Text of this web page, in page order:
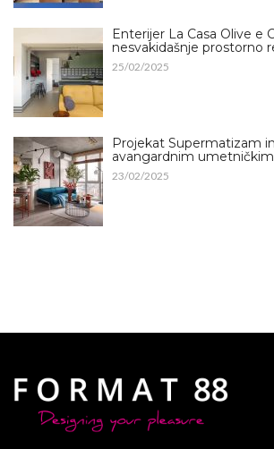
Enterijer La Casa Olive e
nesvakidašnje prostorno
25/02/2025
Projekat Supermatizam
avangardnim
23/02/2025